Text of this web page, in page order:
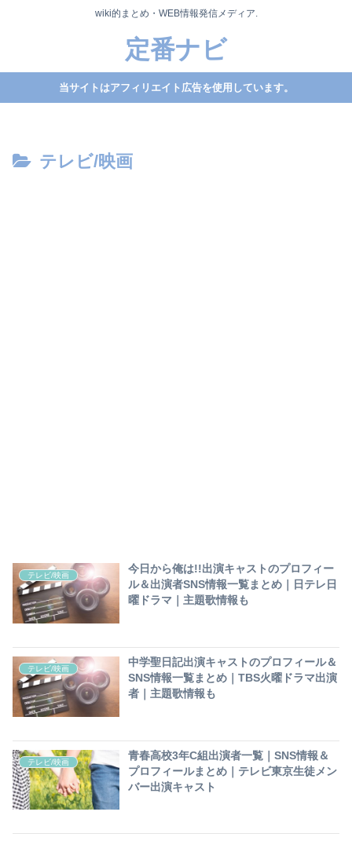
wiki的まとめ・WEB情報発信メディア.
定番ナビ
当サイトはアフィリエイト広告を使用しています。
テレビ/映画
テレビ/映画
今日から俺は!!出演キャストのプロフィー
ル＆出演者SNS情報一覧まとめ｜日テレ日
曜ドラマ｜主題歌情報も
テレビ/映画
中学聖日記出演キャストのプロフィール＆
SNS情報一覧まとめ｜TBS火曜ドラマ出演
者｜主題歌情報も
テレビ/映画
青春高校3年C組出演者一覧｜SNS情報＆
プロフィールまとめ｜テレビ東京生徒メン
バー出演キャスト